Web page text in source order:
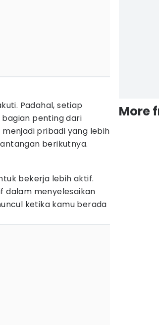
Padahal, setiap
penting dari
pribadi yang lebih
berikutnya.
bekerja lebih aktif.
dalam menyelesaikan
ketika kamu berada
More